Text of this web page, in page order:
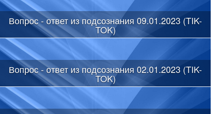
Вопрос - ответ из подсознания 09.01.2023 (TIK-
TOK)
Вопрос - ответ из подсознания 02.01.2023 (TIK-
TOK)